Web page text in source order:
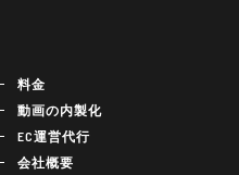
料金
動画の内製化
EC運営代行
会社概要